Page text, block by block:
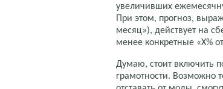
увеличивших
При этом, прогноз,
месяц»), действует на
менее конкретные «Х%
Думаю, стоит включить
грамотности. Возможно